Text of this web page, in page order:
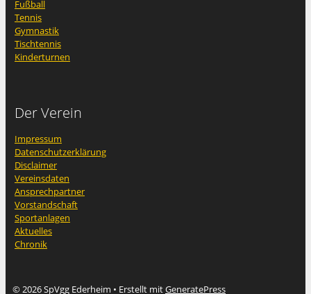
Fußball
Tennis
Gymnastik
Tischtennis
Kinderturnen
Der Verein
Impressum
Datenschutzerklärung
Disclaimer
Vereinsdaten
Ansprechpartner
Vorstandschaft
Sportanlagen
Aktuelles
Chronik
© 2026 SpVgg Ederheim • Erstellt mitGeneratePress